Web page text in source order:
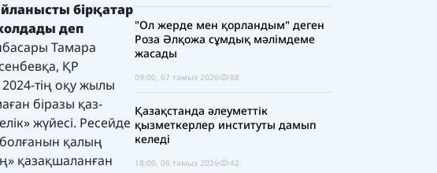
бірқатар
деп
Тамара
ҚР
тің оқу жылы
біразы қаз-
жүйесі. Ресейде
қалың
қазақшаланған
"Ол жерде мен қорландым" деген
Роза Әлқожа сұмдық мәлімдеме
жасады
09:00, 07 тамыз 2026 88
Қазақстанда әлеуметтік
қызметкерлер институты дамып
келеді
18:00, 06 тамыз 2026 42